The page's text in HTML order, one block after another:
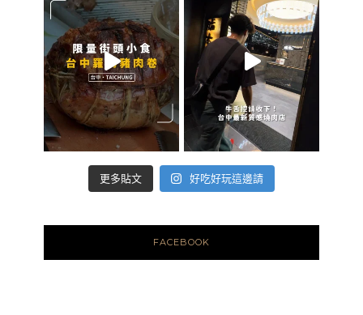
更多貼文 好吃好玩這邊請
FACEBOOK